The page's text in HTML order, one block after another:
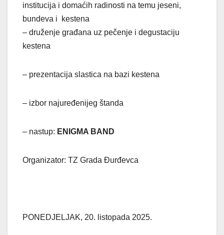
institucija i domaćih radinosti na temu jeseni,
bundeva i kestena
– druženje građana uz pečenje i degustaciju
kestena
– prezentacija slastica na bazi kestena
– izbor najuređenijeg štanda
– nastup: ENIGMA BAND
Organizator: TZ Grada Đurđevca
PONEDJELJAK, 20. listopada 2025.